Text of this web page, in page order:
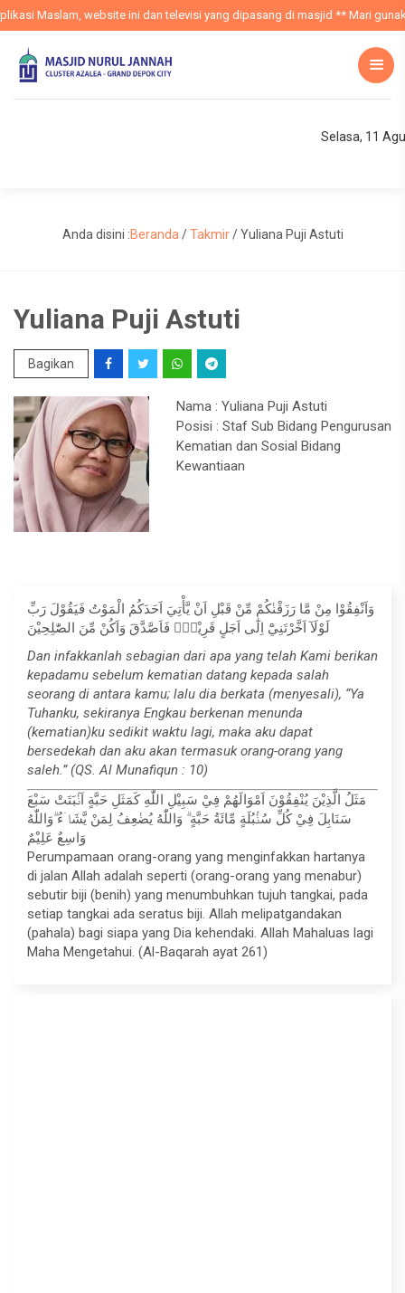
Maslam, website ini dan televisi yang dipasang di masjid ** Mari
Selasa, 11
Anda disini :Beranda /Takmir/Yuliana Puji Astuti
Yuliana Puji Astuti
Bagikan
Nama : Yuliana Puji Astuti
Posisi : Staf Sub Bidang Pengurusan
Kematian dan Sosial Bidang
Kewantiaan
وَاَنْفِقُوْا مِنْ مَّا رَزَقْنٰكُمْ مِّنْ قَبْلِ اَنْ يَّأْتِيَ اَحَدَكُمُ الْمَوْتُ فَيَقُوْلَ رَبِّ
لَوْلَآ اَخَّرْتَنِيْٓ اِلٰٓى اَجَلٍ قَرِيْبٍۚ فَاَصَّدَّقَ وَاَكُنْ مِّنَ الصّٰلِحِيْنَ
Dan infakkanlah sebagian dari apa yang telah Kami berikan
kepadamu sebelum kematian datang kepada salah
seorang di antara kamu; lalu dia berkata (menyesali), “Ya
Tuhanku, sekiranya Engkau berkenan menunda
(kematian)ku sedikit waktu lagi, maka aku dapat
bersedekah dan aku akan termasuk orang-orang yang
saleh.” (QS. Al Munafiqun : 10)
مَثَلُ الَّذِيْنَ يُنْفِقُوْنَ اَمْوَالَهُمْ فِيْ سَبِيْلِ اللّٰهِ كَمَثَلِ حَبَّةٍ اَنْۢبَتَتْ سَبْعَ
سَنَابِلَ فِيْ كُلِّ سُنْۢبُلَةٍ مِّائَةُ حَبَّةٍ ۗ وَاللّٰهُ يُضٰعِفُ لِمَنْ يَّشَاۤءُ ۗوَاللّٰهُ
وَاسِعٌ عَلِيْمٌ
Perumpamaan orang-orang yang menginfakkan hartanya
di jalan Allah adalah seperti (orang-orang yang menabur)
sebutir biji (benih) yang menumbuhkan tujuh tangkai, pada
setiap tangkai ada seratus biji. Allah melipatgandakan
(pahala) bagi siapa yang Dia kehendaki. Allah Mahaluas lagi
Maha Mengetahui. (Al-Baqarah ayat 261)